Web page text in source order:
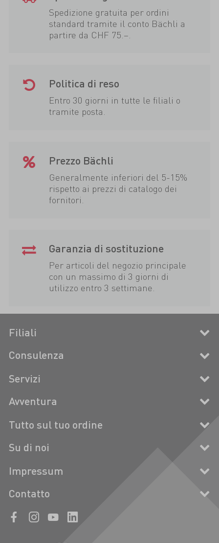
Spedizione gratuita per ordini
standard tramite il conto Bächli a
partire da CHF 75.–.
Politica di reso
Entro 30 giorni in tutte le filiali o
tramite posta.
Prezzo Bächli
Generalmente inferiori del 5-15%
rispetto ai prezzi di catalogo dei
fornitori.
Garanzia di sostituzione
Per articoli del negozio principale
con un massimo di 3 giorni di
utilizzo entro 3 settimane.
Filiali
Consulenza
Servizi
Avventura
Tutto sul tuo ordine
Su di noi
Impressum
Contatto